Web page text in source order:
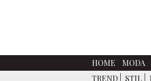
HOME MODA
TREND
STIL